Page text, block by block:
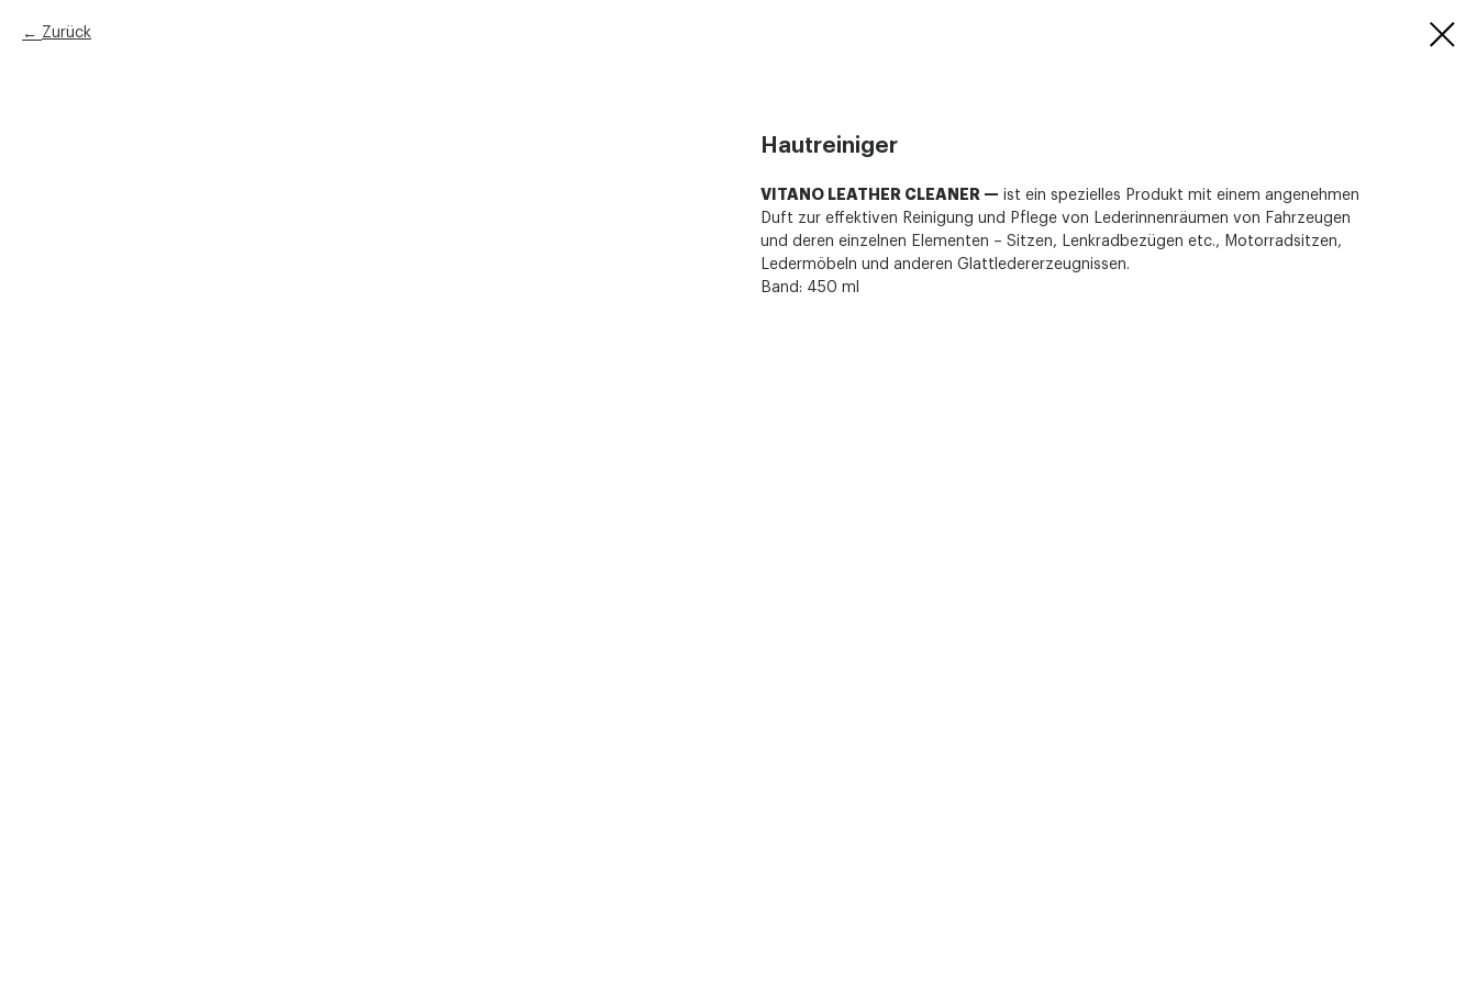
Zurück
Hautreiniger
VITANO LEATHER CLEANER — ist ein spezielles Produkt mit einem angenehmen
Duft zur effektiven Reinigung und Pflege von Lederinnenräumen von Fahrzeugen
und deren einzelnen Elementen – Sitzen, Lenkradbezügen etc., Motorradsitzen,
Ledermöbeln und anderen Glattledererzeugnissen.
Band: 450 ml